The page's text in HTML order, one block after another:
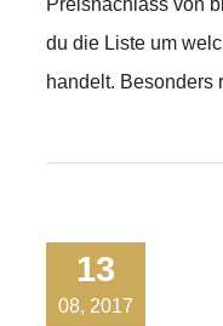
Preisnachlass von
du die Liste um
handelt. Besonders
13
08, 2017